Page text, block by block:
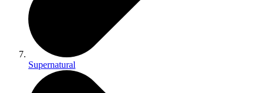
Supernatural